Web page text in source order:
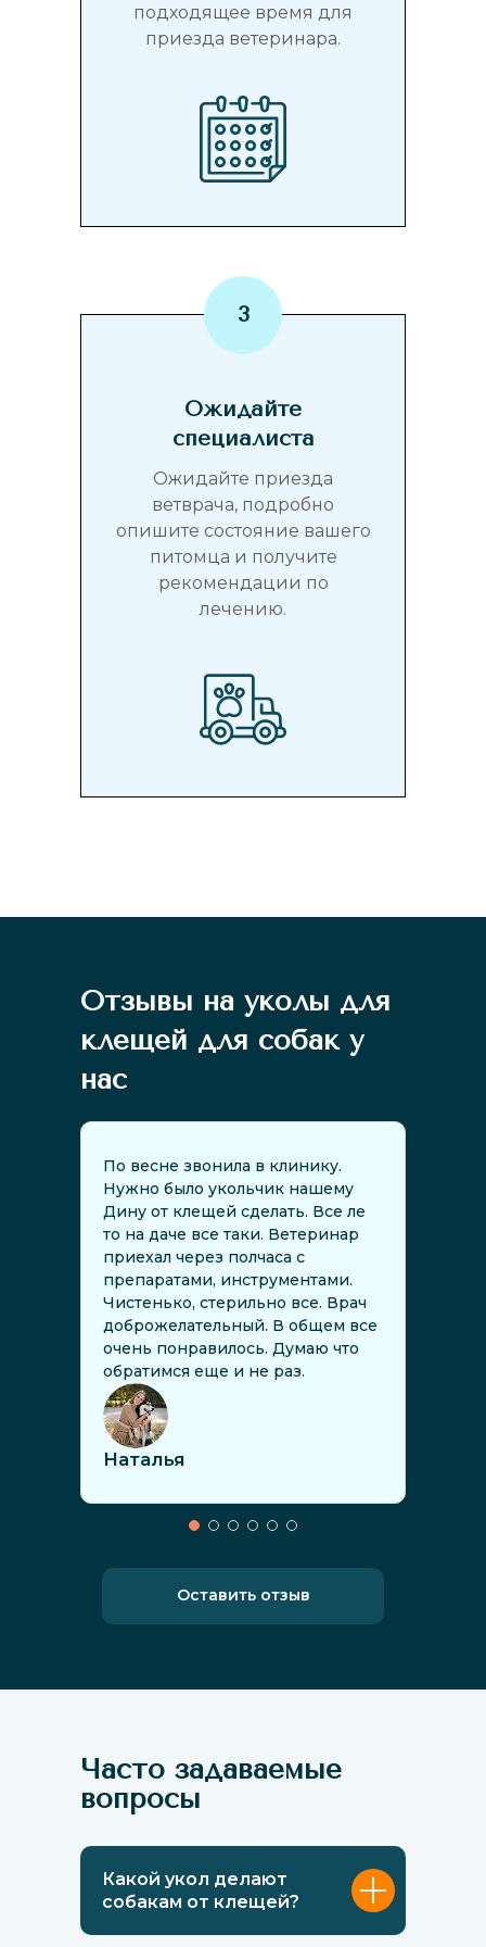
подходящее время для
приезда ветеринара.
Ожидайте
специалиста
Ожидайте приезда
ветврача, подробно
опишите состояние вашего
питомца и получите
рекомендации по
лечению.
Отзывы на уколы для
клещей для собак у
нас
По весне звонила в клинику.
Нужно было укольчик нашему
Дину от клещей сделать. Все ле
то на даче все таки. Ветеринар
приехал через полчаса с
препаратами, инструментами.
Чистенько, стерильно все. Врач
доброжелательный. В общем все
очень понравилось. Думаю что
обратимся еще и не раз.
Наталья
Оставить отзыв
Часто задаваемые
вопросы
Какой укол делают
собакам от клещей?